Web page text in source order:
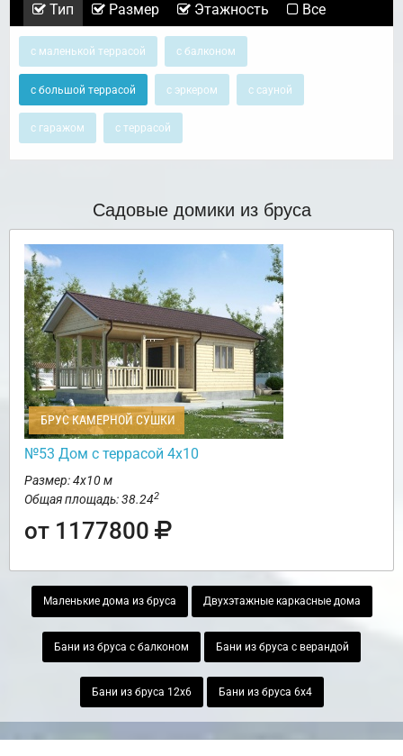
Тип Размер Этажность Все
с маленькой террасой с балконом
с большой террасой с эркером с сауной
с гаражом с террасой
Садовые домики из бруса
БРУС КАМЕРНОЙ СУШКИ
№53 Дом с террасой 4х10
Размер: 4х10 м
Общая площадь: 38.242
от 1177800
Маленькие дома из бруса Двухэтажные каркасные дома
Бани из бруса с балконом Бани из бруса с верандой
Бани из бруса 12х6 Бани из бруса 6х4